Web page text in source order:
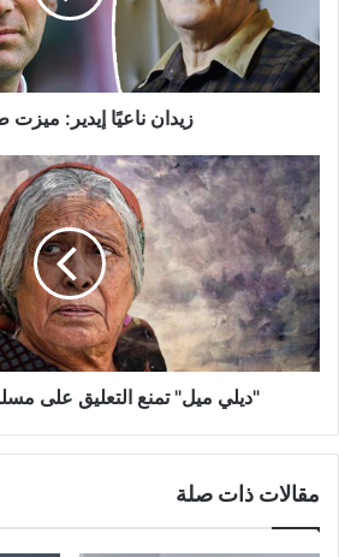
زيدان ناعيًا إيدير: ميزت
"ديلي
ميل"
تمنع
التعليق
على
مسلسل
"أم
هارون"
"ديلي ميل" تمنع التعليق على
مقالات ذات صلة